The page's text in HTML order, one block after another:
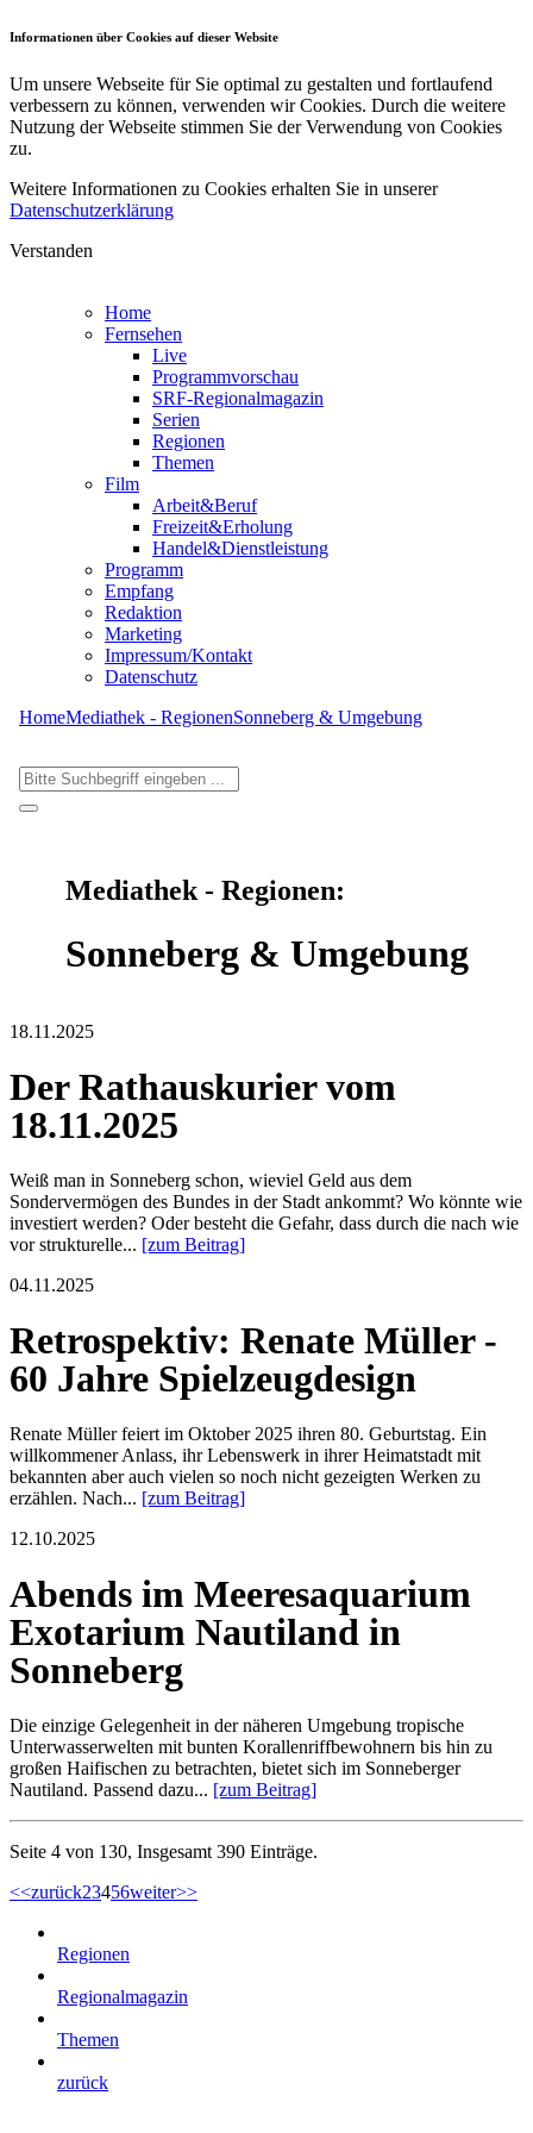
Informationen über Cookies auf dieser Website
Um unsere Webseite für Sie optimal zu gestalten und fortlaufend
verbessern zu können, verwenden wir Cookies. Durch die weitere
Nutzung der Webseite stimmen Sie der Verwendung von Cookies
zu.
Weitere Informationen zu Cookies erhalten Sie in unserer
Datenschutzerklärung
Verstanden
Home
Fernsehen
Live
Programmvorschau
SRF-Regionalmagazin
Serien
Regionen
Themen
Film
Arbeit&Beruf
Freizeit&Erholung
Handel&Dienstleistung
Programm
Empfang
Redaktion
Marketing
Impressum/Kontakt
Datenschutz
HomeMediathek - RegionenSonneberg & Umgebung
Mediathek - Regionen:
Sonneberg & Umgebung
18.11.2025
Der Rathauskurier vom
18.11.2025
Weiß man in Sonneberg schon, wieviel Geld aus dem
Sondervermögen des Bundes in der Stadt ankommt? Wo könnte wie
investiert werden? Oder besteht die Gefahr, dass durch die nach wie
vor strukturelle... [zum Beitrag]
04.11.2025
Retrospektiv: Renate Müller -
60 Jahre Spielzeugdesign
Renate Müller feiert im Oktober 2025 ihren 80. Geburtstag. Ein
willkommener Anlass, ihr Lebenswerk in ihrer Heimatstadt mit
bekannten aber auch vielen so noch nicht gezeigten Werken zu
erzählen. Nach... [zum Beitrag]
12.10.2025
Abends im Meeresaquarium
Exotarium Nautiland in
Sonneberg
Die einzige Gelegenheit in der näheren Umgebung tropische
Unterwasserwelten mit bunten Korallenriffbewohnern bis hin zu
großen Haifischen zu betrachten, bietet sich im Sonneberger
Nautiland. Passend dazu... [zum Beitrag]
Seite 4 von 130, Insgesamt 390 Einträge.
<<zurück23456weiter>>
Regionen
Regionalmagazin
Themen
zurück